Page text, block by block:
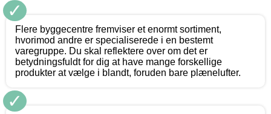
✓
Flere byggecentre fremviser et enormt sortiment,
hvorimod andre er specialiserede i en bestemt
varegruppe. Du skal reflektere over om det er
betydningsfuldt for dig at have mange forskellige
produkter at vælge i blandt, foruden bare plænelufter.
✓